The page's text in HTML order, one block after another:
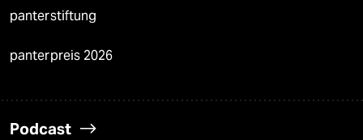
panterstiftung
panterpreis 2026
Podcast